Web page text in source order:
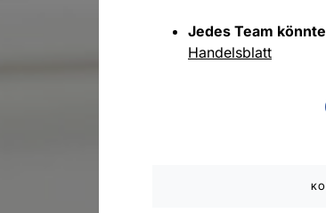
Jedes Team
Handelsblatt